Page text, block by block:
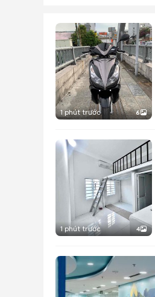
1 phút trước 6
1 phút trước 4